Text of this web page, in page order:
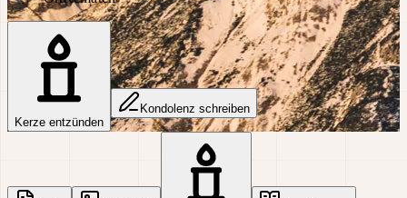
Kerze entzünden
Kondolenz schreiben